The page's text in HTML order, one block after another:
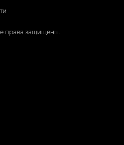
права защищены.